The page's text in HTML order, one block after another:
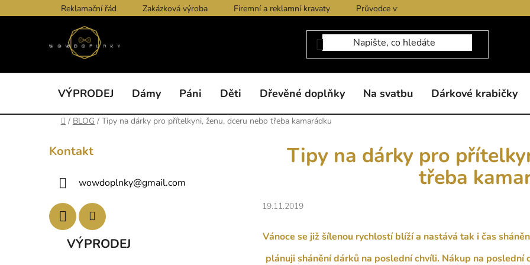
na
Reklamační řád Zakázková výroba Firemní a reklamní kravaty Průvodce výběrem produktů
VÝPRODEJ Dámy Páni Děti Dřevěné doplňky Na svatbu Dárkové krabičky
Domů
/ BLOG / Tipy na dárky pro přítelkyni, ženu, dceru nebo třeba kamarádku
o
r
a
n
Kontakt
wowdoplnky@gmail.com
Přeskočit
kategorie
VÝPRODEJ
Tipy na dárky pro
třeba
19.11.2019
Vánoce se již šílenou rychlostí blíží a nastává tak i čas
plánuji shánění dárků na poslední chvíli. Nákup na